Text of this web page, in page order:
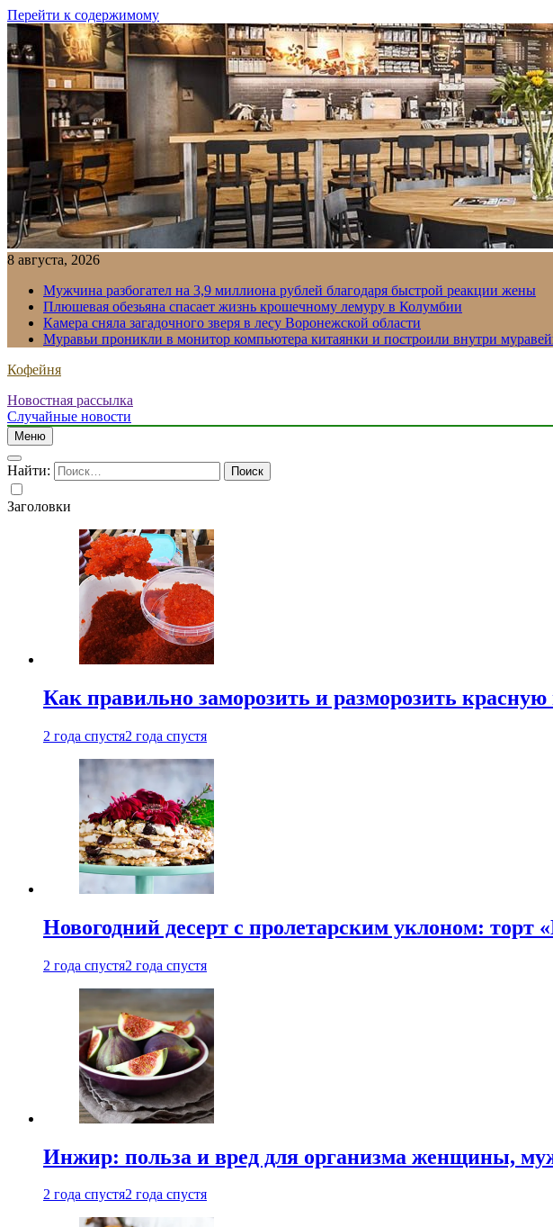
Перейти к содержимому
8 августа, 2026
Мужчина разбогател на 3,9 миллиона рублей благодаря быстрой реакции жены
Плюшевая обезьяна спасает жизнь крошечному лемуру в Колумбии
Камера сняла загадочного зверя в лесу Воронежской области
Муравьи проникли в монитор компьютера китаянки и построили внутри
Кофейня
Новостная рассылка
Случайные новости
Меню
Найти:
Заголовки
Как правильно заморозить и разморозить красную
2 года спустя2 года спустя
Новогодний десерт с пролетарским уклоном: торт
2 года спустя2 года спустя
Инжир: польза и вред для организма женщины,
2 года спустя2 года спустя